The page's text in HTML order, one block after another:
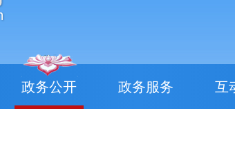
政务公开 政务服务 互